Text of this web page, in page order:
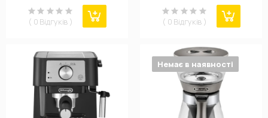
( 0 Відгуків ) ( 0 Відгуків )
Немає в наявності